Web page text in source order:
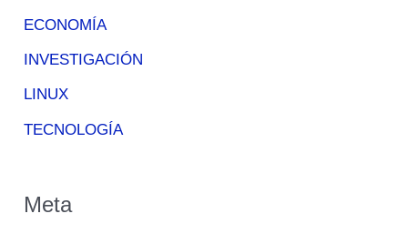
ECONOMÍA
INVESTIGACIÓN
LINUX
TECNOLOGÍA
Meta